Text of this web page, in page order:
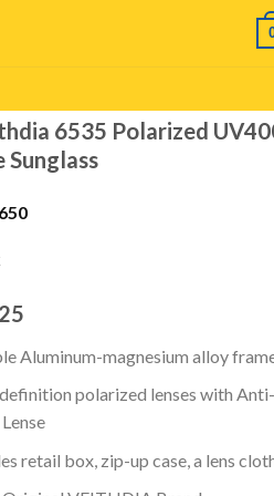
6535 Polarized
Aluminum-magnesium alloy
polarized lenses with
retail box, zip-up case, a lens